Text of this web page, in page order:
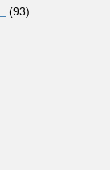
(93)